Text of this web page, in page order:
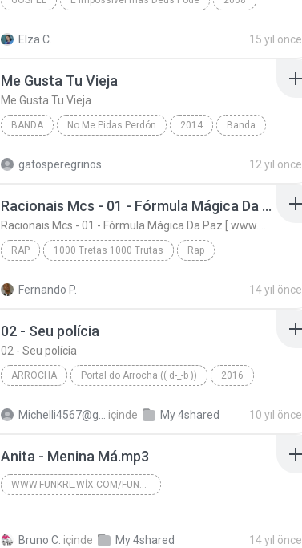
Elza C. 15 yıl önce
Me Gusta Tu Vieja
Me Gusta Tu Vieja
BANDA No Me Pidas Perdón 2014 Banda
gatosperegrinos 12 yıl önce
Racionais Mcs - 01 - Fórmula Mágica Da Paz [ www.MP3KING.com.br ].mp3
RAP 1000 Tretas 1000 Trutas Rap
Fernando P. 14 yıl önce
02 - Seu polícia
02 - Seu polícia
ARROCHA Portal do Arrocha (( d-_-b )) 2016
içinde My 4shared 10 yıl önce
Anita - Menina Má.mp3
WWW.FUNKRL.WIX.COM/FUNKRL
Bruno C. içinde My 4shared 14 yıl önce